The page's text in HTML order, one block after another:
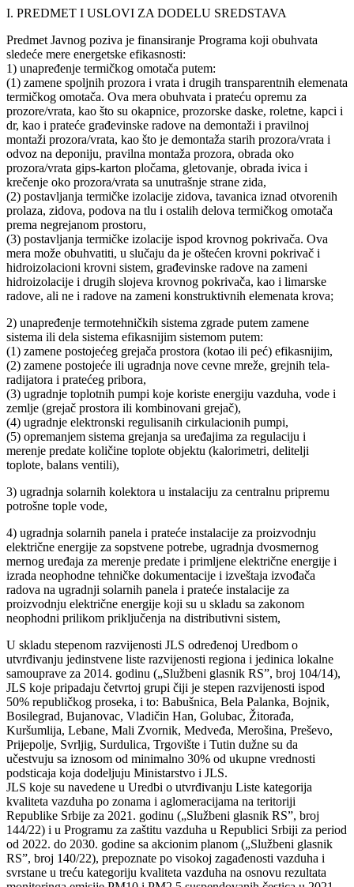
I. PREDMET I USLOVI ZA DODELU SREDSTAVA
Predmet Javnog poziva je finansiranje Programa koji obuhvata
sledeće mere energetske efikasnosti:
1) unapređenje termičkog omotača putem:
(1) zamene spoljnih prozora i vrata i drugih transparentnih elemenata
termičkog omotača. Ova mera obuhvata i prateću opremu za
prozore/vrata, kao što su okapnice, prozorske daske, roletne, kapci i
dr, kao i prateće građevinske radove na demontaži i pravilnoj
montaži prozora/vrata, kao što je demontaža starih prozora/vrata i
odvoz na deponiju, pravilna montaža prozora, obrada oko
prozora/vrata gips-karton pločama, gletovanje, obrada ivica i
krečenje oko prozora/vrata sa unutrašnje strane zida,
(2) postavljanja termičke izolacije zidova, tavanica iznad otvorenih
prolaza, zidova, podova na tlu i ostalih delova termičkog omotača
prema negrejanom prostoru,
(3) postavljanja termičke izolacije ispod krovnog pokrivača. Ova
mera može obuhvatiti, u slučaju da je oštećen krovni pokrivač i
hidroizolacioni krovni sistem, građevinske radove na zameni
hidroizolacije i drugih slojeva krovnog pokrivača, kao i limarske
radove, ali ne i radove na zameni konstruktivnih elemenata krova;
2) unapređenje termotehničkih sistema zgrade putem zamene
sistema ili dela sistema efikasnijim sistemom putem:
(1) zamene postojećeg grejača prostora (kotao ili peć) efikasnijim,
(2) zamene postojeće ili ugradnja nove cevne mreže, grejnih tela-
radijatora i pratećeg pribora,
(3) ugradnje toplotnih pumpi koje koriste energiju vazduha, vode i
zemlje (grejač prostora ili kombinovani grejač),
(4) ugradnje elektronski regulisanih cirkulacionih pumpi,
(5) opremanjem sistema grejanja sa uređajima za regulaciju i
merenje predate količine toplote objektu (kalorimetri, delitelji
toplote, balans ventili),
3) ugradnja solarnih kolektora u instalaciju za centralnu pripremu
potrošne tople vode,
4) ugradnja solarnih panela i prateće instalacije za proizvodnju
električne energije za sopstvene potrebe, ugradnja dvosmernog
mernog uređaja za merenje predate i primljene električne energije i
izrada neophodne tehničke dokumentacije i izveštaja izvođača
radova na ugradnji solarnih panela i prateće instalacije za
proizvodnju električne energije koji su u skladu sa zakonom
neophodni prilikom priključenja na distributivni sistem,
U skladu stepenom razvijenosti JLS određenoj Uredbom o
utvrđivanju jedinstvene liste razvijenosti regiona i jedinica lokalne
samouprave za 2014. godinu („Službeni glasnik RS”, broj 104/14),
JLS koje pripadaju četvrtoj grupi čiji je stepen razvijenosti ispod
50% republičkog proseka, i to: Babušnica, Bela Palanka, Bojnik,
Bosilegrad, Bujanovac, Vladičin Han, Golubac, Žitorađa,
Kuršumlija, Lebane, Mali Zvornik, Medveđa, Merošina, Preševo,
Prijepolje, Svrljig, Surdulica, Trgovište i Tutin dužne su da
učestvuju sa iznosom od minimalno 30% od ukupne vrednosti
podsticaja koja dodeljuju Ministarstvo i JLS.
JLS koje su navedene u Uredbi o utvrđivanju Liste kategorija
kvaliteta vazduha po zonama i aglomeracijama na teritoriji
Republike Srbije za 2021. godinu („Službeni glasnik RSˮ, broj
144/22) i u Programu za zaštitu vazduha u Republici Srbiji za period
od 2022. do 2030. godine sa akcionim planom („Službeni glasnik
RSˮ, broj 140/22), prepoznate po visokoj zagađenosti vazduha i
svrstane u treću kategoriju kvaliteta vazduha na osnovu rezultata